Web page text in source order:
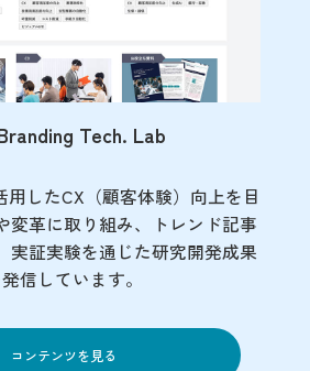
Tech. Lab
用したCX（顧客体験）向上を目
変革に取り組み、トレンド記事
実証実験を通じた研究開発成果
信しています。
コンテンツを見る